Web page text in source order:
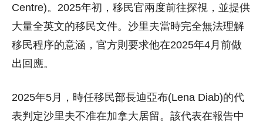
Centre)。2025年初，移民官兩度前往探視，並提供
大量全英文的移民文件。沙里夫當時完全無法理解
移民程序的意涵，官方則要求他在2025年4月前做
出回應。
2025年5月，時任移民部長迪亞布(Lena Diab)的代
表判定沙里夫不准在加拿大居留。該代表在報告中